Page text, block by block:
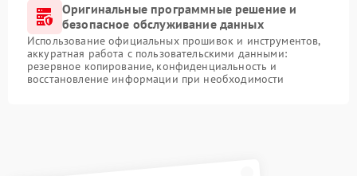
Оригинальные программные решение и
безопасное обслуживание данных
Использование официальных прошивок и инструментов,
аккуратная работа с пользовательскими данными:
резервное копирование, конфиденциальность и
восстановление информации при необходимости